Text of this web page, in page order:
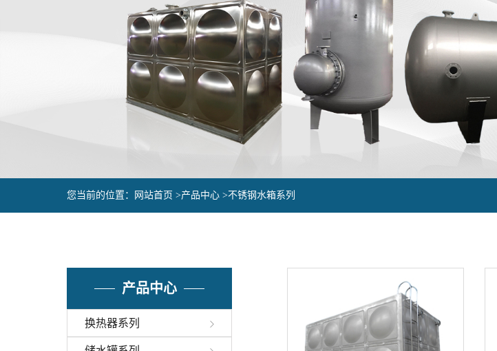
您当前的位置： 网站首页 >产品中心 >不锈钢水箱系列
产品中心
换热器系列